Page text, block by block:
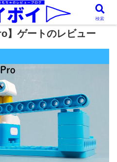
】ゲートのレビュー
検索